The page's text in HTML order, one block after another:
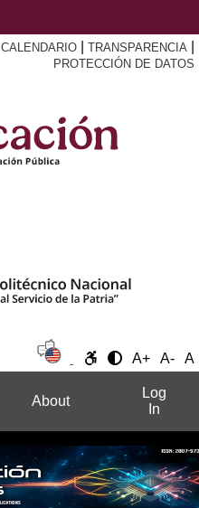
CALENDARIO TRANSPARENCIA
PROTECCIÓN DE DATOS
A+ A- A
About
Log
In